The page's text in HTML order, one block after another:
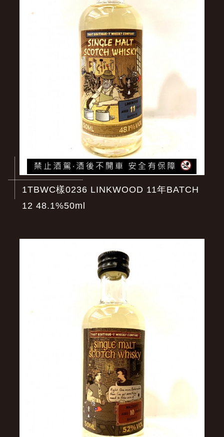
1TBWC樣0236 LINKWOOD 11年BATCH
12 48.1%50ml